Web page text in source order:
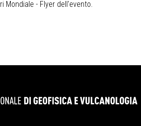
Mondiale - Flyer dell'evento.